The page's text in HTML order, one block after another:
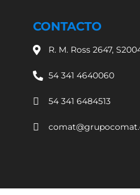
CONTACTO
R. M. Ross 2647,
54 341 4640060
54 341 6484513